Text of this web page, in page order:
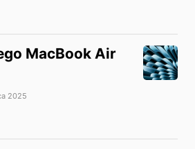
MacBook Air
2025